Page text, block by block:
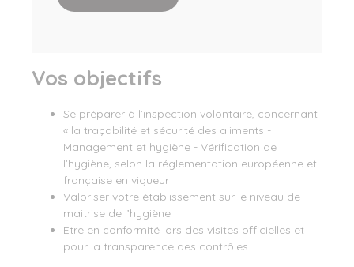
Vos objectifs
Se préparer à l’inspection volontaire, concernant
« la traçabilité et sécurité des aliments -
Management et hygiène - Vérification de
l’hygiène, selon la réglementation européenne et
française en vigueur
Valoriser votre établissement sur le niveau de
maitrise de l’hygiène
Etre en conformité lors des visites officielles et
pour la transparence des contrôles